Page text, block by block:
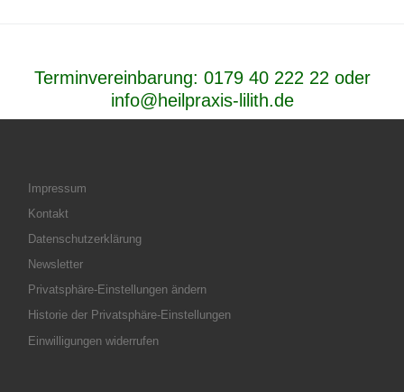
Terminvereinbarung: 0179 40 222 22 oder
info@heilpraxis-lilith.de
Impressum
Kontakt
Datenschutzerklärung
Newsletter
Privatsphäre-Einstellungen ändern
Historie der Privatsphäre-Einstellungen
Einwilligungen widerrufen